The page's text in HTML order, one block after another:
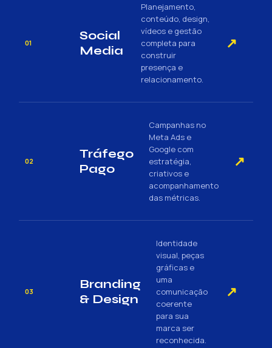
01
Social
Media
Planejamento,
conteúdo, design,
vídeos e gestão
completa para
construir
presença e
relacionamento.
↗
02
Tráfego
Pago
Campanhas no
Meta Ads e
Google com
estratégia,
criativos e
acompanhamento
das métricas.
↗
03
Branding
& Design
Identidade
visual, peças
gráficas e
uma
comunicação
coerente
para sua
marca ser
reconhecida.
↗